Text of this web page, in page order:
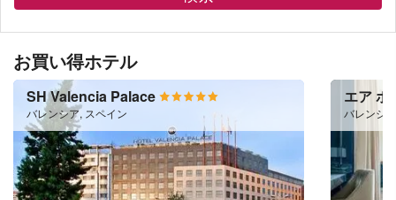
お買い得ホテル
SH Valencia Palace
バレンシア, スペイン
エア ホ
バレンシ